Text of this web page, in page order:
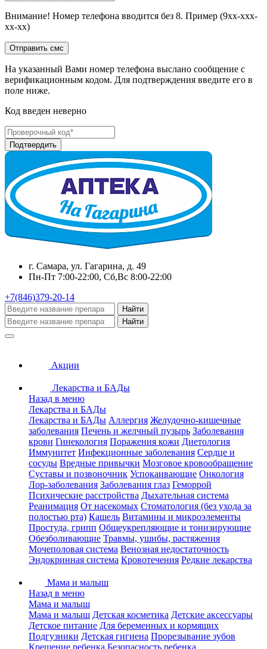
Внимание! Номер телефона вводится без 8. Пример (9хх-ххх-
хх-хх)
На указанный Вами номер телефона выслано сообщение с
верификационным кодом. Для подтверждения введите его в
поле ниже.
Код введен неверно
г. Самара, ул. Гагарина, д. 49
Пн-Пт 7:00-22:00, Сб,Вс 8:00-22:00
+7(846)379-20-14
Найти
Найти
Акции
Лекарства и БАДы
Назад в меню
Лекарства и БАДы
Лекарства и БАДы Аллергия Желудочно-кишечные
заболевания Печень и желчный пузырь Заболевания
крови Гинекология Поражения кожи Диетология
Иммунитет Инфекционные заболевания Сердце и
сосуды Вредные привычки Мозговое кровообращение
Суставы и позвоночник Успокаивающие Онкология
Лор-заболевания Заболевания глаз Геморрой
Психические расстройства Дыхательная система
Реанимация От насекомых Стоматология (без ухода за
полостью рта) Кашель Витамины и микроэлементы
Простуда, грипп Общеукрепляющие и тонизирующие
Обезболивающие Травмы, ушибы, растяжения
Мочеполовая система Венозная недостаточность
Эндокринная система Кровотечения Редкие лекарства
Мама и малыш
Назад в меню
Мама и малыш
Мама и малыш Детская косметика Детские аксессуары
Детское питание Для беременных и кормящих
Подгузники Детская гигиена Прорезывание зубов
Крещение ребенка Безопасность ребенка